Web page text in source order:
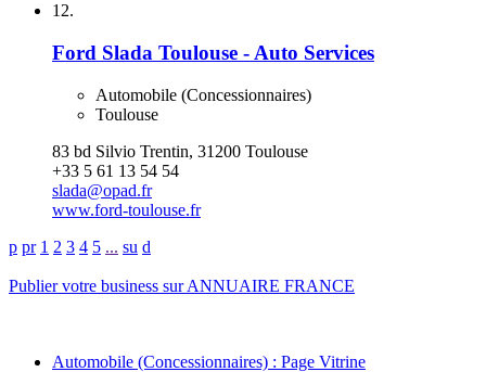
12.
Ford Slada Toulouse - Auto Services
Automobile (Concessionnaires)
Toulouse
83 bd Silvio Trentin, 31200 Toulouse
+33 5 61 13 54 54
slada@opad.fr
www.ford-toulouse.fr
p pr 1 2 3 4 5 ... su d
Publier votre business sur ANNUAIRE FRANCE
Automobile (Concessionnaires) : Page Vitrine